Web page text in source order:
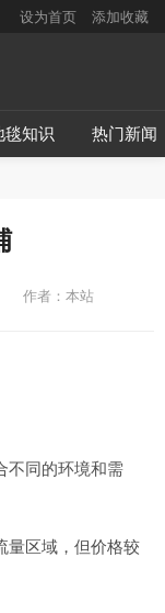
设为首页 添加收藏
毯知识 热门新闻
作者：本站
不同的环境和需
量区域，但价格较